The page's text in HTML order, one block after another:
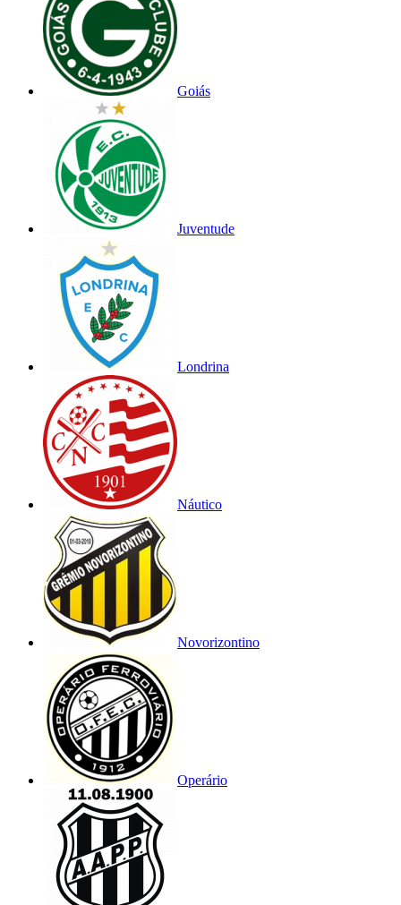
Goiás
Juventude
Londrina
Náutico
Novorizontino
Operário